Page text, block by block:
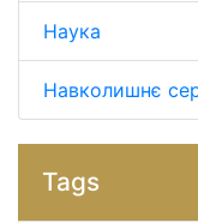
Наука
Навколишнє
Tags